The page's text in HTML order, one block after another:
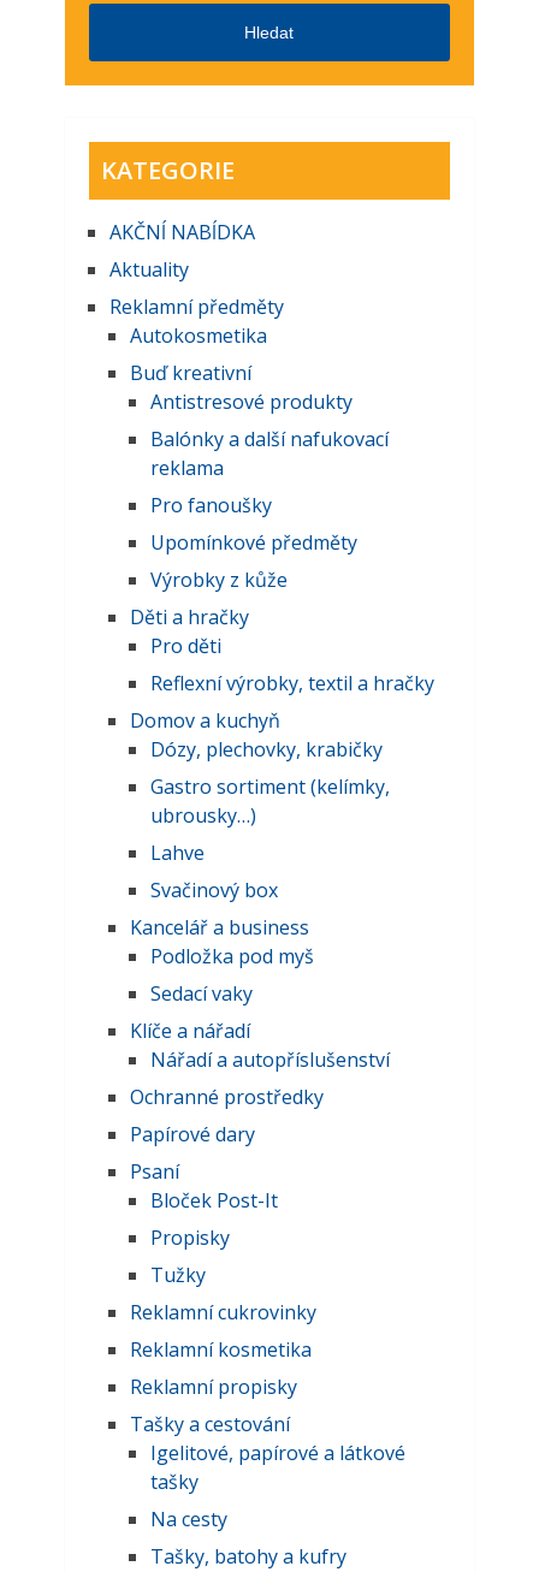
Hledat
KATEGORIE
AKČNĺ NABĺDKA
Aktuality
Reklamní předměty
Autokosmetika
Buď kreativní
Antistresové produkty
Balónky a další nafukovací
reklama
Pro fanoušky
Upomínkové předměty
Výrobky z kůže
Děti a hračky
Pro děti
Reflexní výrobky, textil a hračky
Domov a kuchyň
Dózy, plechovky, krabičky
Gastro sortiment (kelímky,
ubrousky…)
Lahve
Svačinový box
Kancelář a business
Podložka pod myš
Sedací vaky
Klíče a nářadí
Nářadí a autopříslušenství
Ochranné prostředky
Papírové dary
Psaní
Bloček Post-It
Propisky
Tužky
Reklamní cukrovinky
Reklamní kosmetika
Reklamní propisky
Tašky a cestování
Igelitové, papírové a látkové
tašky
Na cesty
Tašky, batohy a kufry